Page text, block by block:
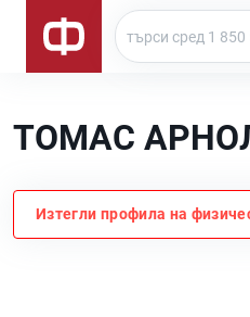
ТОМАС
Изтегли профила на